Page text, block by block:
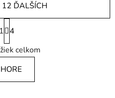
O
v
l
á
d
ĎALŠÍCH
S
t
r
á
n
k
1 4
celkom
HORE